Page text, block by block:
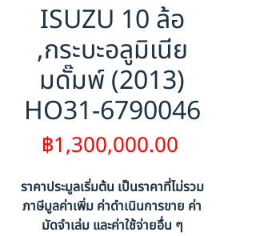
ISUZU 10 ล้อ
,กระบะอลูมิเนีย
มดั๊มพ์ (2013)
HO31-6790046
฿1,300,000.00
ราคาประมูลเริ่มต้น เป็นราคาที่ไม่รวม
ภาษีมูลค่าเพิ่ม ค่าดำเนินการขาย ค่า
มัดจำเล่ม และค่าใช้จ่ายอื่น ๆ